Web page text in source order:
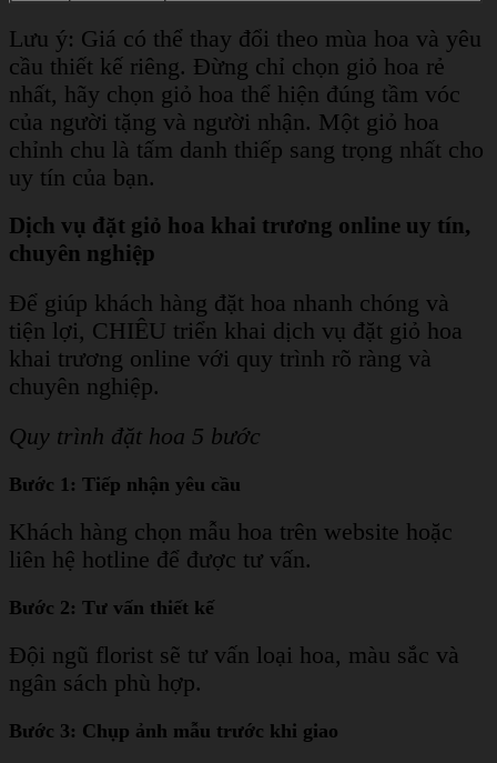
Lưu ý: Giá có thể thay đổi theo mùa hoa và yêu
cầu thiết kế riêng. Đừng chỉ chọn giỏ hoa rẻ
nhất, hãy chọn giỏ hoa thể hiện đúng tầm vóc
của người tặng và người nhận. Một giỏ hoa
chỉnh chu là tấm danh thiếp sang trọng nhất cho
uy tín của bạn.
Dịch vụ đặt giỏ hoa khai trương online uy tín,
chuyên nghiệp
Để giúp khách hàng đặt hoa nhanh chóng và
tiện lợi, CHIÊU triển khai dịch vụ đặt giỏ hoa
khai trương online với quy trình rõ ràng và
chuyên nghiệp.
Quy trình đặt hoa 5 bước
Bước 1: Tiếp nhận yêu cầu
Khách hàng chọn mẫu hoa trên website hoặc
liên hệ hotline để được tư vấn.
Bước 2: Tư vấn thiết kế
Đội ngũ florist sẽ tư vấn loại hoa, màu sắc và
ngân sách phù hợp.
Bước 3: Chụp ảnh mẫu trước khi giao